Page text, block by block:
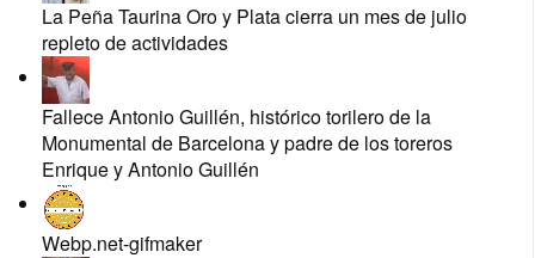
La Peña Taurina Oro y Plata cierra un mes de julio
repleto de actividades
Fallece Antonio Guillén, histórico torilero de la
Monumental de Barcelona y padre de los toreros
Enrique y Antonio Guillén
Webp.net-gifmaker